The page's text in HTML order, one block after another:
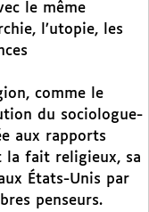
le même
l’utopie, les
comme le
du sociologue-
aux rapports
la fait religieux, sa
États-Unis par
penseurs.